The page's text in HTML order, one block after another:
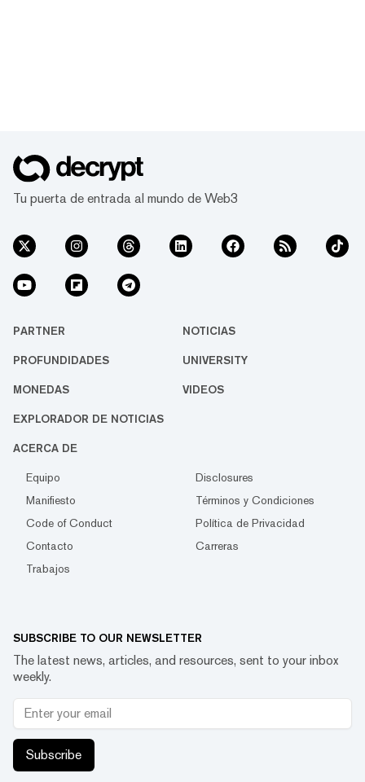
Tu puerta de entrada al mundo de Web3
PARTNER NOTICIAS
PROFUNDIDADES UNIVERSITY
MONEDAS VIDEOS
EXPLORADOR DE NOTICIAS
ACERCA DE
Equipo
Disclosures
Manifiesto
Términos y Condiciones
Code of Conduct
Política de Privacidad
Contacto
Carreras
Trabajos
SUBSCRIBE TO OUR NEWSLETTER
The latest news, articles, and resources, sent to your inbox
weekly.
Subscribe